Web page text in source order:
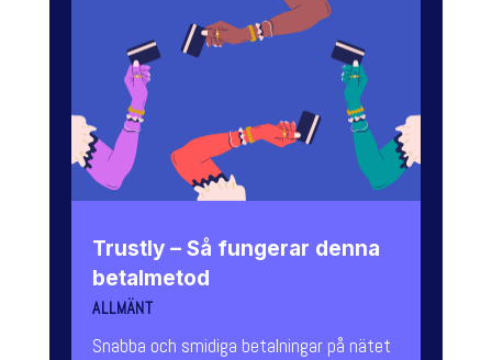
Trustly – Så fungerar denna
betalmetod
ALLMÄNT
Snabba och smidiga betalningar på nätet